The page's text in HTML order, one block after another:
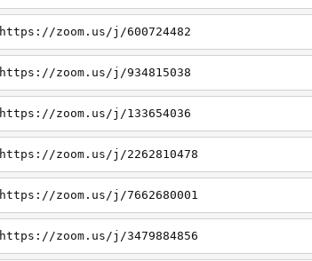
https://zoom.us/j/600724482
https://zoom.us/j/934815038
https://zoom.us/j/133654036
https://zoom.us/j/2262810478
https://zoom.us/j/7662680001
https://zoom.us/j/3479884856